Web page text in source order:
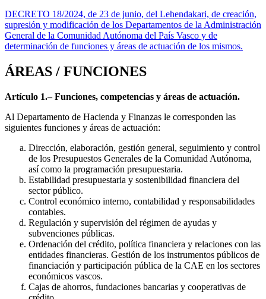
DECRETO 18/2024, de 23 de junio, del Lehendakari, de creación,
supresión y modificación de los Departamentos de la Administración
General de la Comunidad Autónoma del País Vasco y de
determinación de funciones y áreas de actuación de los mismos.
ÁREAS / FUNCIONES
Artículo 1.– Funciones, competencias y áreas de actuación.
Al Departamento de Hacienda y Finanzas le corresponden las
siguientes funciones y áreas de actuación:
Dirección, elaboración, gestión general, seguimiento y control
de los Presupuestos Generales de la Comunidad Autónoma,
así como la programación presupuestaria.
Estabilidad presupuestaria y sostenibilidad financiera del
sector público.
Control económico interno, contabilidad y responsabilidades
contables.
Regulación y supervisión del régimen de ayudas y
subvenciones públicas.
Ordenación del crédito, política financiera y relaciones con las
entidades financieras. Gestión de los instrumentos públicos de
financiación y participación pública de la CAE en los sectores
económicos vascos.
Cajas de ahorros, fundaciones bancarias y cooperativas de